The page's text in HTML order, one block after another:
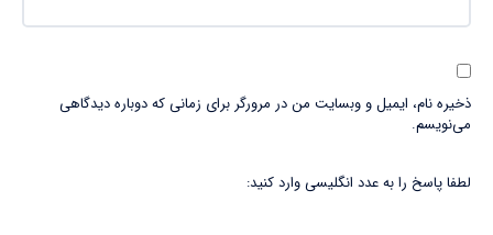
ذخیره نام، ایمیل و وبسایت من در مرورگر برای زمانی که دوباره دیدگاهی
می‌نویسم.
لطفا پاسخ را به عدد انگلیسی وارد کنید: